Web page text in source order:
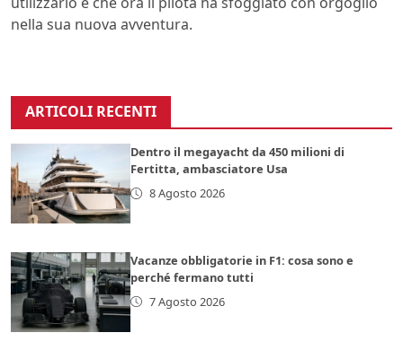
nella sua nuova avventura.
ARTICOLI RECENTI
Dentro il megayacht da 450 milioni di
Fertitta, ambasciatore Usa
8 Agosto 2026
Vacanze obbligatorie in F1: cosa sono e
perché fermano tutti
7 Agosto 2026